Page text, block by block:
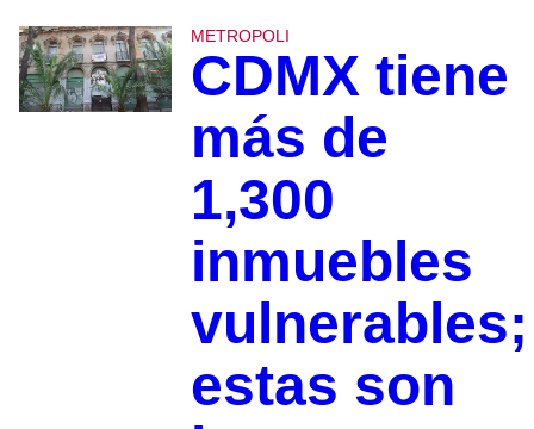
METROPOLI
CDMX tiene
más de
1,300
inmuebles
vulnerables;
estas son